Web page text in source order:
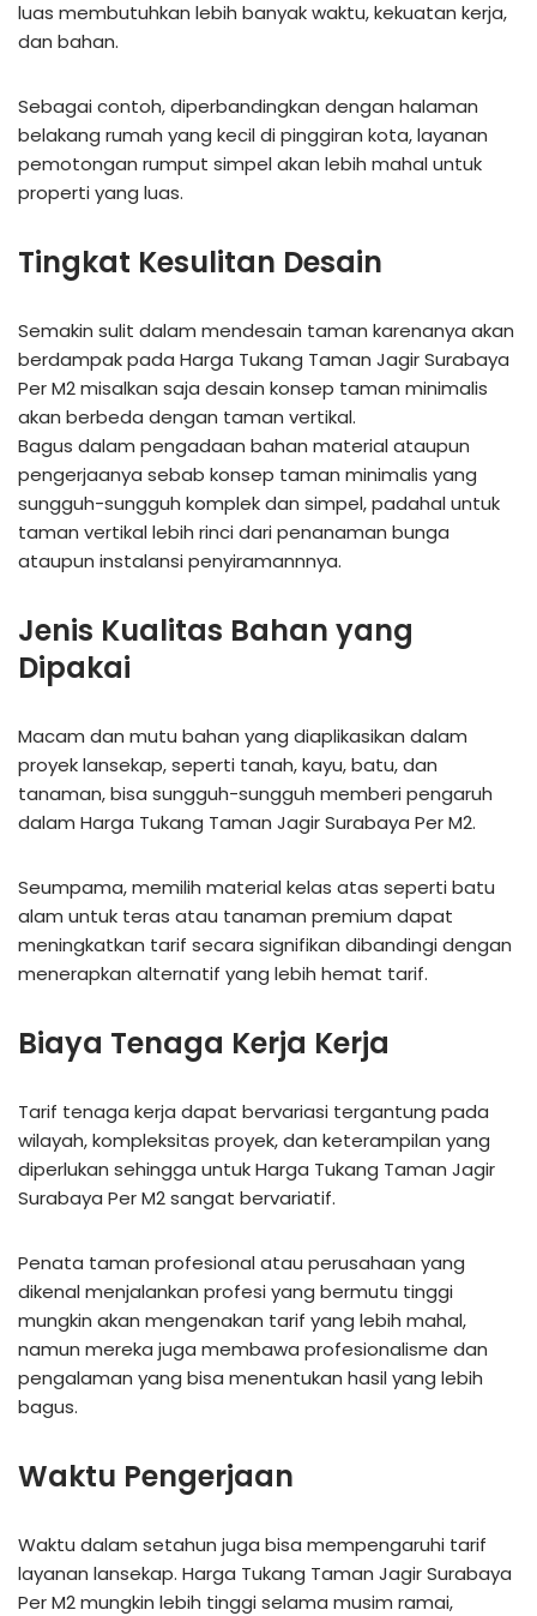
luas membutuhkan lebih banyak waktu, kekuatan kerja,
dan bahan.
Sebagai contoh, diperbandingkan dengan halaman
belakang rumah yang kecil di pinggiran kota, layanan
pemotongan rumput simpel akan lebih mahal untuk
properti yang luas.
Tingkat Kesulitan Desain
Semakin sulit dalam mendesain taman karenanya akan
berdampak pada Harga Tukang Taman Jagir Surabaya
Per M2 misalkan saja desain konsep taman minimalis
akan berbeda dengan taman vertikal.
Bagus dalam pengadaan bahan material ataupun
pengerjaanya sebab konsep taman minimalis yang
sungguh-sungguh komplek dan simpel, padahal untuk
taman vertikal lebih rinci dari penanaman bunga
ataupun instalansi penyiramannnya.
Jenis Kualitas Bahan yang
Dipakai
Macam dan mutu bahan yang diaplikasikan dalam
proyek lansekap, seperti tanah, kayu, batu, dan
tanaman, bisa sungguh-sungguh memberi pengaruh
dalam Harga Tukang Taman Jagir Surabaya Per M2.
Seumpama, memilih material kelas atas seperti batu
alam untuk teras atau tanaman premium dapat
meningkatkan tarif secara signifikan dibandingi dengan
menerapkan alternatif yang lebih hemat tarif.
Biaya Tenaga Kerja Kerja
Tarif tenaga kerja dapat bervariasi tergantung pada
wilayah, kompleksitas proyek, dan keterampilan yang
diperlukan sehingga untuk Harga Tukang Taman Jagir
Surabaya Per M2 sangat bervariatif.
Penata taman profesional atau perusahaan yang
dikenal menjalankan profesi yang bermutu tinggi
mungkin akan mengenakan tarif yang lebih mahal,
namun mereka juga membawa profesionalisme dan
pengalaman yang bisa menentukan hasil yang lebih
bagus.
Waktu Pengerjaan
Waktu dalam setahun juga bisa mempengaruhi tarif
layanan lansekap. Harga Tukang Taman Jagir Surabaya
Per M2 mungkin lebih tinggi selama musim ramai,